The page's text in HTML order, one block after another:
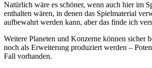
Natürlich wäre es schöner, wenn auch hier im
enthalten wären, in denen das Spielmaterial
aufbewahrt werden kann, aber das finde ich
Weitere Planeten und Konzerne können sicher
noch als Erweiterung produziert werden –
Fall vorhanden.